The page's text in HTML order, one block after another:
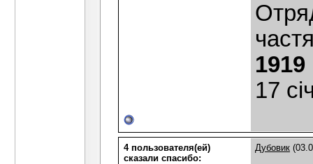
1919
17
4 пользователя(ей)
сказали cпасибо:
Дубовик